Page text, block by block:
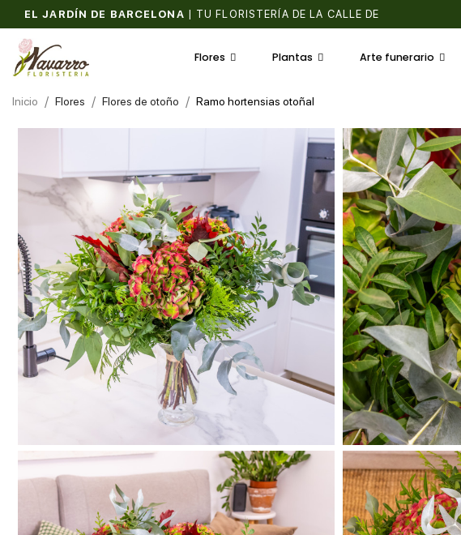
EL JARDÍN DE BARCELONA TU FLORISTERÍA DE LA CALLE DE VALENCIA, 320
Flores Plantas Arte funerario
Inicio Flores Flores de otoño Ramo hortensias otoñal